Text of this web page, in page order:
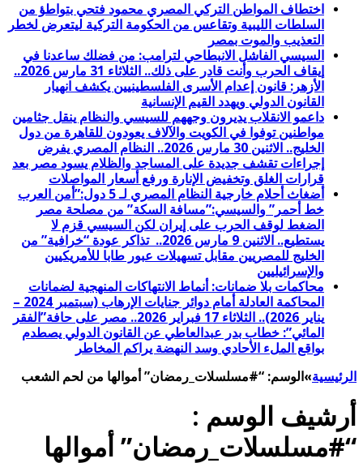
اختطاف المواطن التركي المصري محمود فتحي بتواطؤ من
السلطات الليبية وتقاعس من الحكومة التركية ليتعرض لخطر
التعذيب والموت بمصر
السيسي الفاشل الانبطاحي لترامب: من فضلك ساعدنا في
إيقاف الحرب وأنت قادر على ذلك.. الثلاثاء 31 مارس 2026..
الأزهر: قانون إعدام الأسرى الفلسطينيين يكشف انهيار
القانون الدولي ويهدد القيم الإنسانية
داعمو الانقلاب يديرون وجههم للسيسي والنظام ينقل جثامين
مواطنين توفوا في الكويت والآلاف يعودون للقاهرة من دول
الخليج.. الاثنين 30 مارس 2026.. النظام المصري يفرض
إجراءات تقشف جديدة على المساجد والظلام يسود مصر بعد
قرارات الغلق وتخفيض الإنارة ورفع أسعار المواصلات
أضغاث أحلام خارجية النظام المصري لـ 5 دول:”أمن العرب
خط أحمر” والسيسي:”مسافة السكة” من مصلحة مصر
الضغط لوقف الحرب على إيران لكن السيسي قزم لا
يستطيع.. الاثنين 9 مارس 2026.. تذاكر عودة “خرافية” من
الخليج للمصريين مقابل تسهيلات عبور طابا للأمريكيين
والإسرائيليين
محاكمات بلا ضمانات: أنماط الانتهاكات المنهجية لضمانات
المحاكمة العادلة أمام دوائر جنايات الإرهاب (سبتمبر 2024 –
يناير 2026).. الثلاثاء 17 فبراير 2026.. مصر على حافة”الفقر
المائي”: خطاب بدر عبدالعاطي عن القانون الدولي يصطدم
بواقع الملء الأحادي وسد النهضة يراكم المخاطر
الرئيسية»الوسم: “#مسلسلات_رمضان” أموالها من لحم الشعب
أرشيف الوسم :
“#مسلسلات_رمضان” أموالها